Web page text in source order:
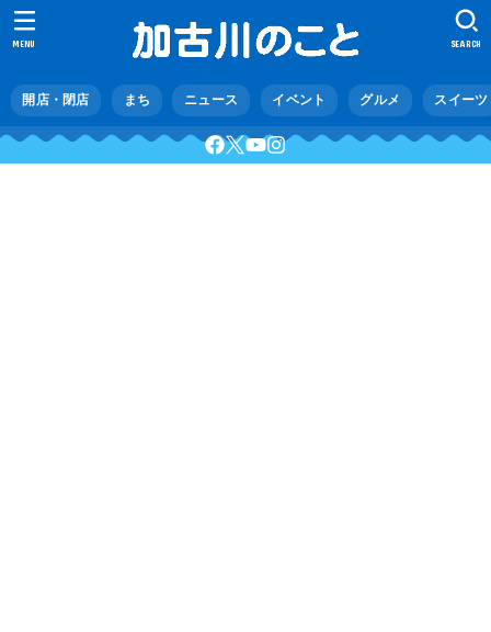
開店・閉店 まち ニュース イベント グルメ スイーツ
SEARCH
MENU